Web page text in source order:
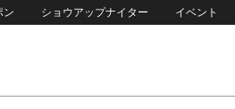
ン ショウアップナイター イベント